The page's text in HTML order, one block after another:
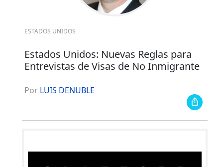
ESTADOS UNIDOS
Estados Unidos: Nuevas Reglas para
Entrevistas de Visas de No Inmigrante
Por LUIS DENUBLE